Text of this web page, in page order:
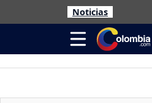
Noticias